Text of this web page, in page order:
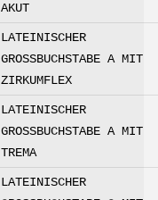
AKUT
LATEINISCHER
GROSSBUCHSTABE A MIT
ZIRKUMFLEX
LATEINISCHER
GROSSBUCHSTABE A MIT
TREMA
LATEINISCHER